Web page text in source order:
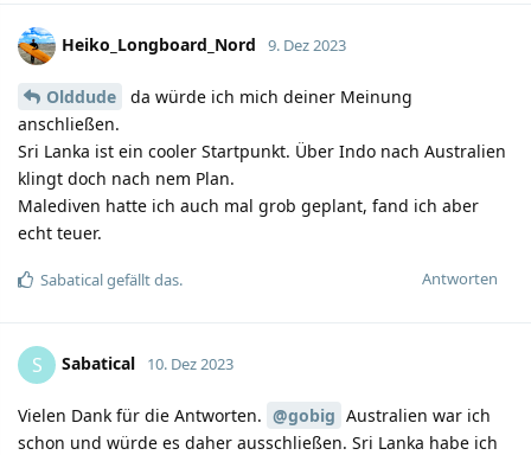
Heiko_Longboard_Nord 9. Dez 2023
Olddude
da würde ich mich deiner Meinung
anschließen.
Sri Lanka ist ein cooler Startpunkt. Über Indo nach Australien
klingt doch nach nem Plan.
Malediven hatte ich auch mal grob geplant, fand ich aber
echt teuer.
Antworten
Sabaticalgefällt das.
S Sabatical 10. Dez 2023
Vielen Dank für die Antworten. @gobig Australien war ich
schon und würde es daher ausschließen. Sri Lanka habe ich